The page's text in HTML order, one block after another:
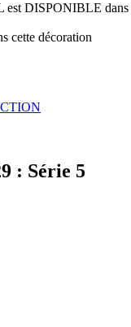
est DISPONIBLE dans
cette décoration
: Série 5